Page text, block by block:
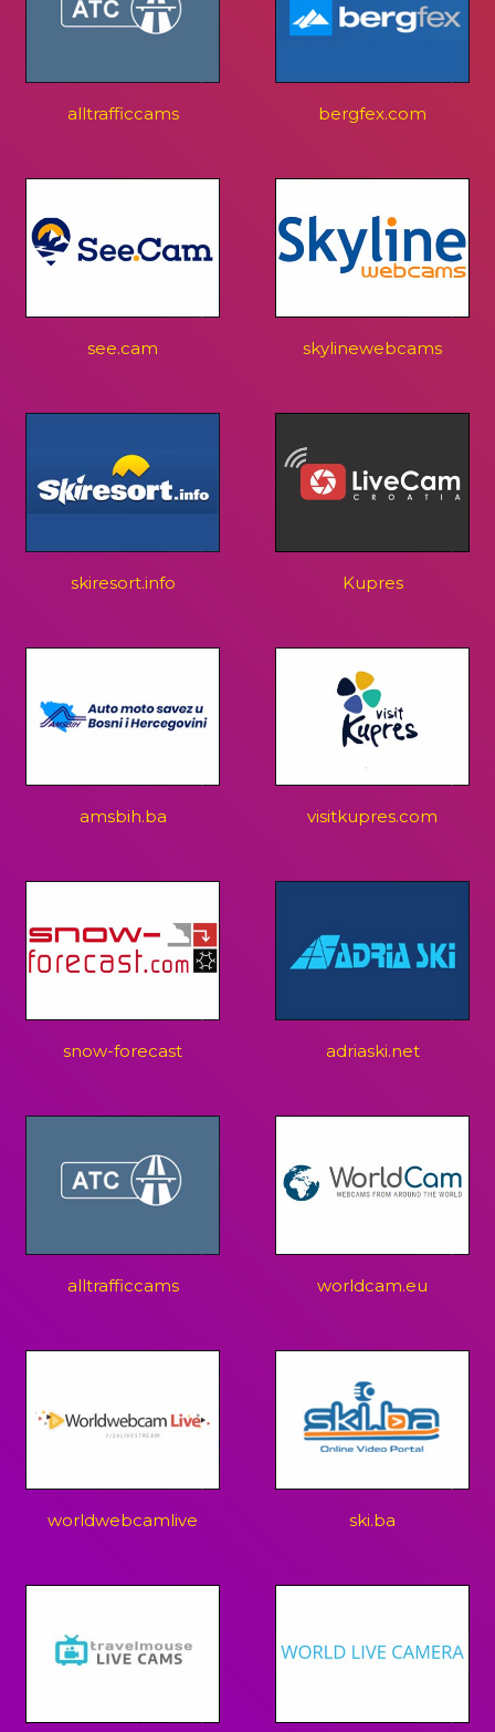
alltrafficcams bergfex.com
see.cam skylinewebcams
skiresort.info Kupres
amsbih.ba visitkupres.com
snow-forecast adriaski.net
alltrafficcams worldcam.eu
worldwebcamlive ski.ba